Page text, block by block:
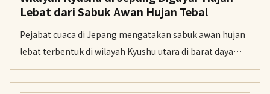
Lebat dari Sabuk Awan Hujan Tebal
Pejabat cuaca di Jepang mengatakan sabuk awan hujan
lebat terbentuk di wilayah Kyushu utara di barat daya
negara itu pada Kamis pagi. Hujan deras telah memicu
tanah longsor dan banjir.